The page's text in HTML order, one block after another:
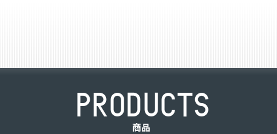
PRODUCTS
商品